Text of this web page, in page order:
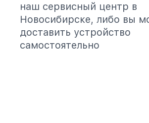
наш сервисный центр в
Новосибирске, либо вы
доставить устройство
самостоятельно